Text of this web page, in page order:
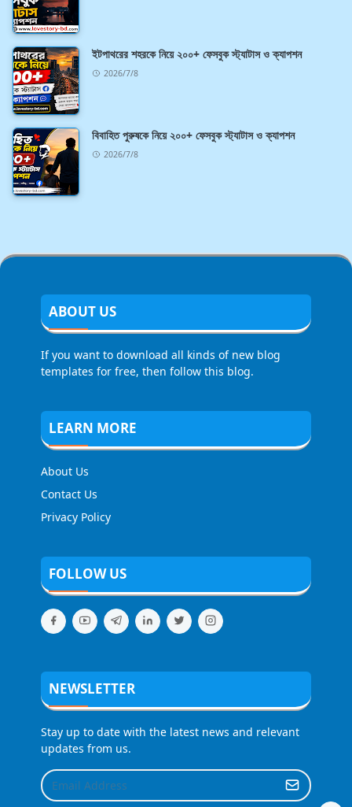
ইটপাথরের শহরকে নিয়ে ২০০+ ফেসবুক স্ট্যাটাস ও ক্যাপশন
2026/7/8
বিবাহিত পুরুষকে নিয়ে ২০০+ ফেসবুক স্ট্যাটাস ও ক্যাপশন
2026/7/8
ABOUT US
If you want to download all kinds of new blog
templates for free, then follow this blog.
LEARN MORE
About Us
Contact Us
Privacy Policy
FOLLOW US
NEWSLETTER
Stay up to date with the latest news and relevant
updates from us.